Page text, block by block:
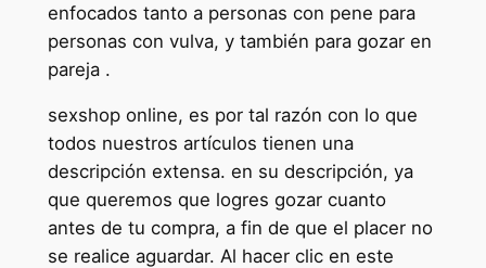
enfocados tanto a personas con pene para
personas con vulva, y también para gozar en
pareja .
sexshop online, es por tal razón con lo que
todos nuestros artículos tienen una
descripción extensa. en su descripción, ya
que queremos que logres gozar cuanto
antes de tu compra, a fin de que el placer no
se realice aguardar. Al hacer clic en este